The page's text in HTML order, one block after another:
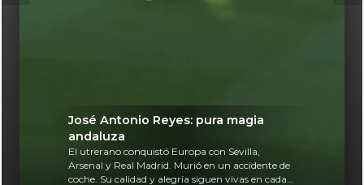
José Antonio Reyes: pura magia
andaluza
El utrerano conquistó Europa con Sevilla,
Arsenal y Real Madrid. Murió en un accidente de
coche. Su calidad y alegría siguen vivas en cada